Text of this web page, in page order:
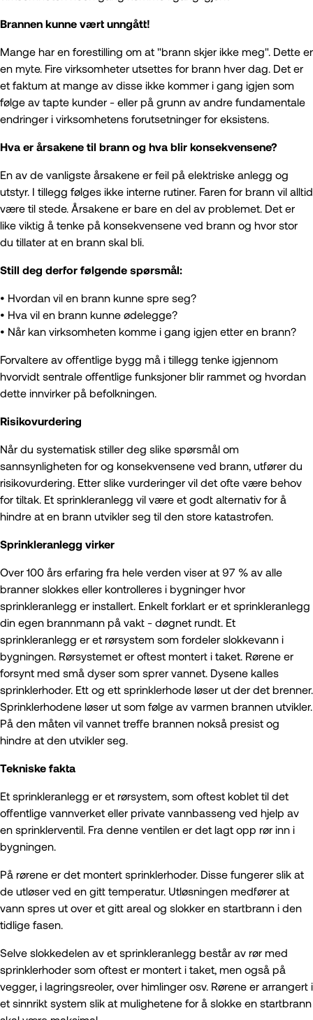
Aktuelt
Arendalsuka 2026
Brannvernforeningen inviterer
Kampanjer
unge
Trykksaker
Kursoversikt
Resertifisering i varme arbeider
Brannen kunne vært unngått!
Mange har en forestilling om at "brann skjer ikke meg". Dette er
en myte. Fire virksomheter utsettes for brann hver dag. Det er
et faktum at mange av disse ikke kommer i gang igjen som
følge av tapte kunder - eller på grunn av andre fundamentale
endringer i virksomhetens forutsetninger for eksistens.
Hva er årsakene til brann og hva blir konsekvensene?
En av de vanligste årsakene er feil på elektriske anlegg og
utstyr. I tillegg følges ikke interne rutiner. Faren for brann vil alltid
være til stede. Årsakene er bare en del av problemet. Det er
like viktig å tenke på konsekvensene ved brann og hvor stor
du tillater at en brann skal bli.
Still deg derfor følgende spørsmål:
• Hvordan vil en brann kunne spre seg?
• Hva vil en brann kunne ødelegge?
• Når kan virksomheten komme i gang igjen etter en brann?
Forvaltere av offentlige bygg må i tillegg tenke igjennom
hvorvidt sentrale offentlige funksjoner blir rammet og hvordan
dette innvirker på befolkningen.
Risikovurdering
Når du systematisk stiller deg slike spørsmål om
sannsynligheten for og konsekvensene ved brann, utfører du
risikovurdering. Etter slike vurderinger vil det ofte være behov
for tiltak. Et sprinkleranlegg vil være et godt alternativ for å
hindre at en brann utvikler seg til den store katastrofen.
Sprinkleranlegg virker
Over 100 års erfaring fra hele verden viser at 97 % av alle
branner slokkes eller kontrolleres i bygninger hvor
sprinkleranlegg er installert. Enkelt forklart er et sprinkleranlegg
din egen brannmann på vakt - døgnet rundt. Et
sprinkleranlegg er et rørsystem som fordeler slokkevann i
bygningen. Rørsystemet er oftest montert i taket. Rørene er
forsynt med små dyser som sprer vannet. Dysene kalles
sprinklerhoder. Ett og ett sprinklerhode løser ut der det brenner.
Sprinklerhodene løser ut som følge av varmen brannen utvikler.
På den måten vil vannet treffe brannen nokså presist og
hindre at den utvikler seg.
Tekniske fakta
Et sprinkleranlegg er et rørsystem, som oftest koblet til det
offentlige vannverket eller private vannbasseng ved hjelp av
en sprinklerventil. Fra denne ventilen er det lagt opp rør inn i
bygningen.
På rørene er det montert sprinklerhoder. Disse fungerer slik at
de utløser ved en gitt temperatur. Utløsningen medfører at
vann spres ut over et gitt areal og slokker en startbrann i den
tidlige fasen.
Selve slokkedelen av et sprinkleranlegg består av rør med
sprinklerhoder som oftest er montert i taket, men også på
vegger, i lagringsreoler, over himlinger osv. Rørene er arrangert i
et sinnrikt system slik at mulighetene for å slokke en startbrann